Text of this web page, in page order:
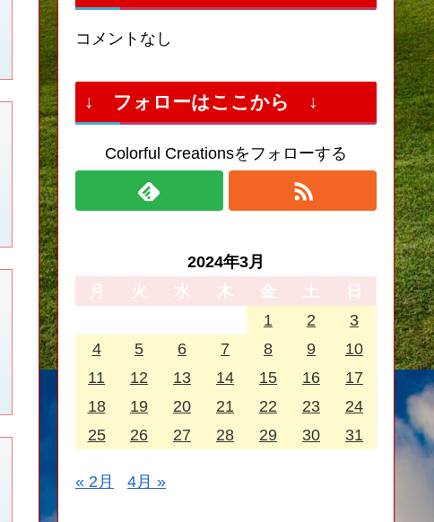
コメントなし
↓ フォローはここから ↓
Colorful Creationsをフォローする
2024年3月
月
火 水 木 金 土
日
1
2
3
4
5 6 7 8 9
10
11
12 13 14 15 16
17
18
19 20 21 22 23
24
25
26 27 28 29 30 31
« 2月 4月 »